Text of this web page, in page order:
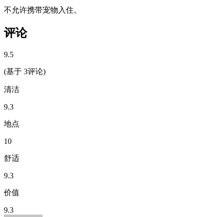
不允许携带宠物入住。
评论
9.5
(基于 3评论)
清洁
9.3
地点
10
舒适
9.3
价值
9.3